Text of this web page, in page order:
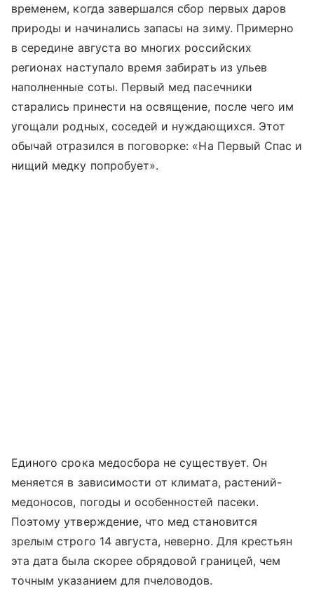
временем, когда завершался сбор первых даров
природы и начинались запасы на зиму. Примерно
в середине августа во многих российских
регионах наступало время забирать из ульев
наполненные соты. Первый мед пасечники
старались принести на освящение, после чего им
угощали родных, соседей и нуждающихся. Этот
обычай отразился в поговорке: «На Первый Спас и
нищий медку попробует».
Единого срока медосбора не существует. Он
меняется в зависимости от климата, растений-
медоносов, погоды и особенностей пасеки.
Поэтому утверждение, что мед становится
зрелым строго 14 августа, неверно. Для крестьян
эта дата была скорее обрядовой границей, чем
точным указанием для пчеловодов.